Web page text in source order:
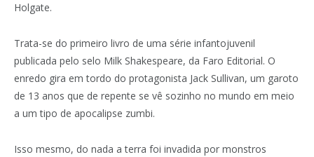
Holgate.
Trata-se do primeiro livro de uma série infantojuvenil
publicada pelo selo Milk Shakespeare, da Faro Editorial. O
enredo gira em tordo do protagonista Jack Sullivan, um garoto
de 13 anos que de repente se vê sozinho no mundo em meio
a um tipo de apocalipse zumbi.
Isso mesmo, do nada a terra foi invadida por monstros